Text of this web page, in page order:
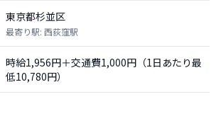
東京都杉並区
最寄り駅: 西荻窪駅
時給1,956円＋交通費1,000円（1日あたり最
低10,780円）